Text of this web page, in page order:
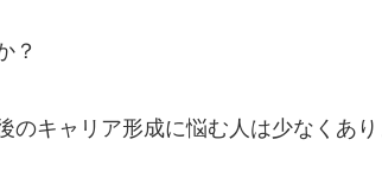
？
のキャリア形成に悩む人は少なくあり